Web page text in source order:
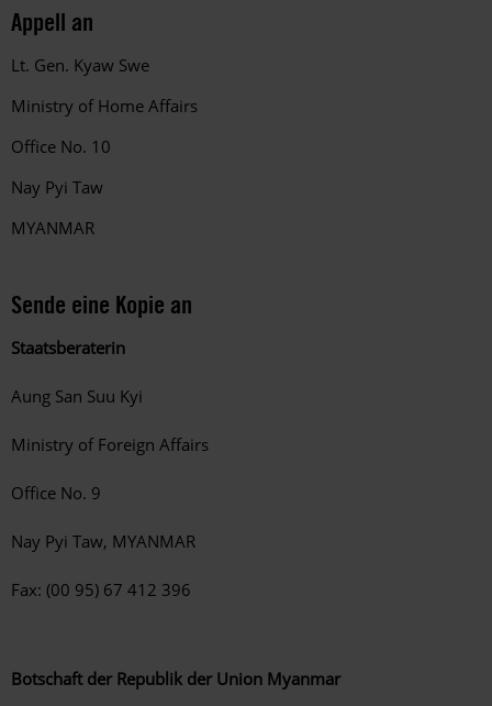
Appell an
Lt. Gen. Kyaw Swe
Ministry of Home Affairs
Office No. 10
Nay Pyi Taw
MYANMAR
Sende eine Kopie an
Staatsberaterin
Aung San Suu Kyi
Ministry of Foreign Affairs
Office No. 9
Nay Pyi Taw, MYANMAR
Fax: (00 95) 67 412 396
Botschaft der Republik der Union Myanmar